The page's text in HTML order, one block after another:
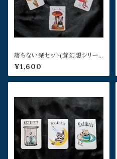
落ちない栞セット(茸幻想シリー
ズ)／山本佳世
¥1,600